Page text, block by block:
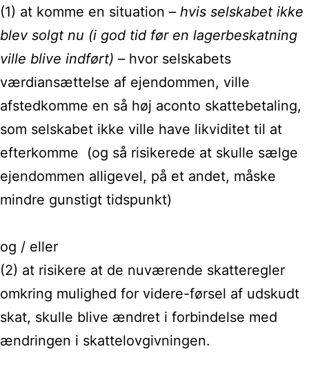
(1) at komme en situation – hvis selskabet ikke
blev solgt nu (i god tid før en lagerbeskatning
ville blive indført) – hvor selskabets
værdiansættelse af ejendommen, ville
afstedkomme en så høj aconto skattebetaling,
som selskabet ikke ville have likviditet til at
efterkomme (og så risikerede at skulle sælge
ejendommen alligevel, på et andet, måske
mindre gunstigt tidspunkt)
og / eller
(2) at risikere at de nuværende skatteregler
omkring mulighed for videre-førsel af udskudt
skat, skulle blive ændret i forbindelse med
ændringen i skattelovgivningen.